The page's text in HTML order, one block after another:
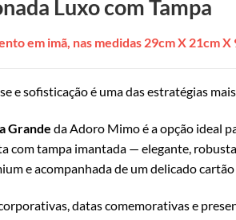
Luxo com Tampa
em imã, nas medidas 29cm X 21cm X
e sofisticação é uma das estratégias
Grande da Adoro Mimo é a opção ideal
com tampa imantada — elegante,
e acompanhada de um delicado
datas comemorativas e